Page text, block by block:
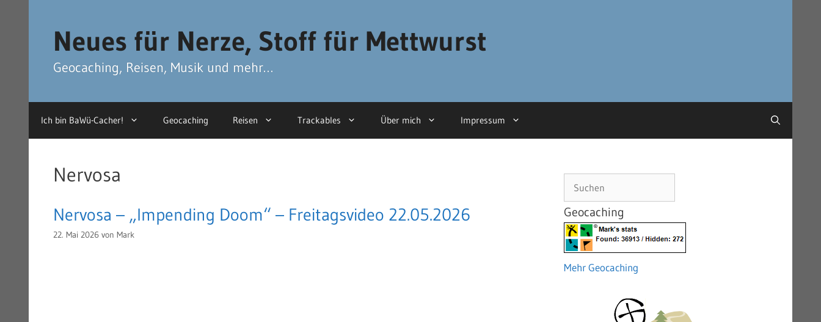
Neues für Nerze, Stoff für Mettwurst
Geocaching, Reisen, Musik und mehr…
Ich bin BaWü-Cacher! Geocaching Reisen Trackables Über mich Impressum
Nervosa
Nervosa – „Impending Doom“ – Freitagsvideo 22.05.2026
22. Mai 2026 von Mark
Geocaching
Mehr Geocaching